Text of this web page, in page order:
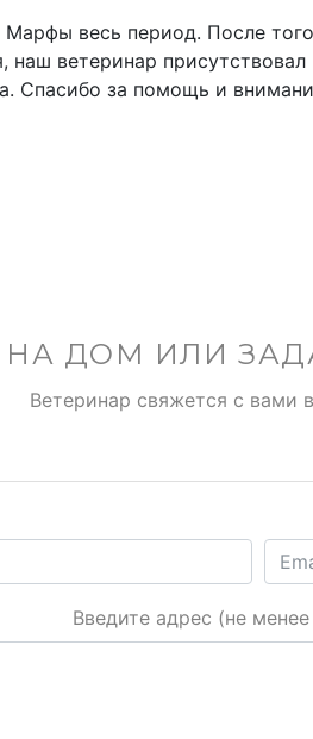
весь период. После
наш ветеринар
Спасибо за помощь и
НА ДОМ ИЛИ
Ветеринар свяжется с вами
Введите адрес (не